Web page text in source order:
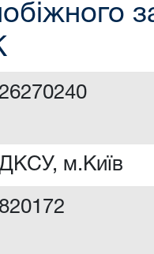
м.Київ
820172